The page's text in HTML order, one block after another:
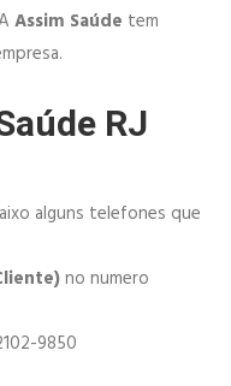
Assim Saúde tem
RJ
alguns telefones que
no numero
9850